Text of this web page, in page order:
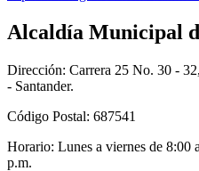
Alcaldía Municipal
Dirección: Carrera 25 No. 30 -
- Santander.
Código Postal: 687541
Horario: Lunes a viernes de 8:00
p.m.